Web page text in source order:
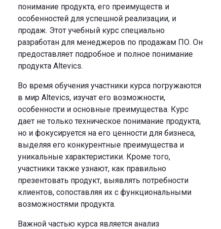
понимание продукта, его преимуществ и
особенностей для успешной реализации, и
продаж. Этот учебный курс специально
разработан для менеджеров по продажам ПО. Он
предоставляет подробное и полное понимание
продукта Altevics.
Во время обучения участники курса погружаются
в мир Altevics, изучат его возможности,
особенности и основные преимущества. Курс
дает не только техническое понимание продукта,
но и фокусируется на его ценности для бизнеса,
выделяя его конкурентные преимущества и
уникальные характеристики. Кроме того,
участники также узнают, как правильно
презентовать продукт, выявлять потребности
клиентов, сопоставляя их с функциональными
возможностями продукта.
Важной частью курса является анализ